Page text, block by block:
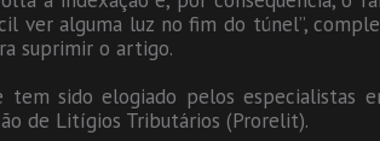
ver alguma luz no fim do túnel”,
suprimir o artigo.
sido elogiado pelos especialistas
de Litígios Tributários (Prorelit).